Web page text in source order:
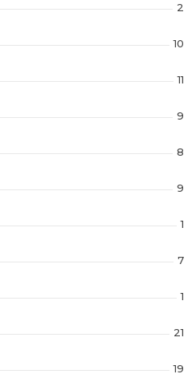
2
10
11
9
8
9
1
7
1
21
19